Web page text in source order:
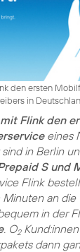
den ersten
in
Flink den
eines
in Berlin
S und
Flink
an die
in der
. O2
dann